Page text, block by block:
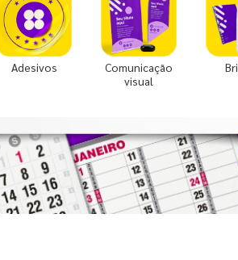
Adesivos
Comunicação
visual